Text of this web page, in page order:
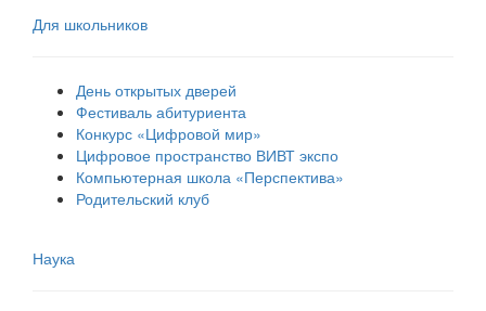
Для школьников
День открытых дверей
Фестиваль абитуриента
Конкурс «Цифровой мир»
Цифровое пространство ВИВТ экспо
Компьютерная школа «Перспектива»
Родительский клуб
Наука